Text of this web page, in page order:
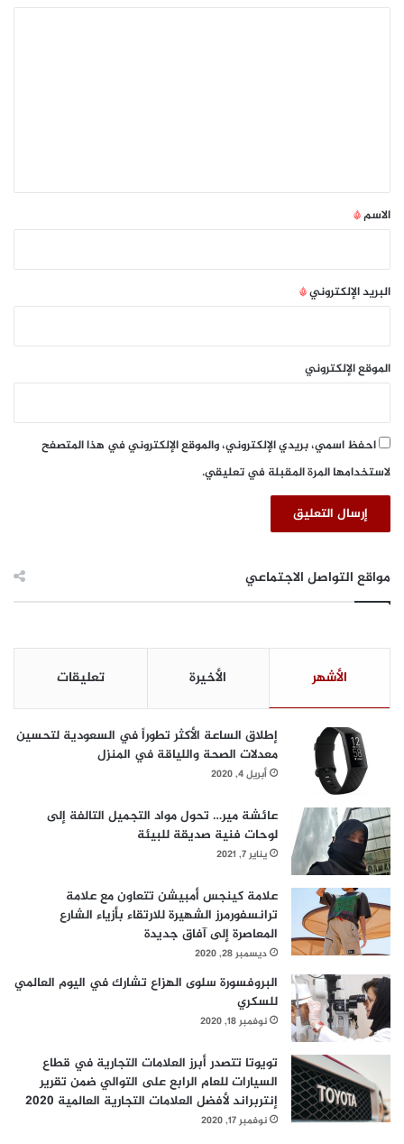
*
الاسم*
البريد الإلكتروني*
الموقع الإلكتروني
احفظ اسمي، بريدي الإلكتروني، والموقع الإلكتروني في هذا المتصفح
لاستخدامها المرة المقبلة في تعليقي.
مواقع التواصل الاجتماعي
الأشهر الأخيرة تعليقات
إطلاق الساعة الأكثر تطوراً في السعودية لتحسين
معدلات الصحة واللياقة في المنزل
أبريل 4, 2020
عائشة مير… تحول مواد التجميل التالفة إلى
لوحات فنية صديقة للبيئة
يناير 7, 2021
علامة كينجس أمبيشن تتعاون مع علامة
ترانسفورمرز الشهيرة للارتقاء بأزياء الشارع
المعاصرة إلى آفاق جديدة
ديسمبر 28, 2020
البروفسورة سلوى الهزاع تشارك في اليوم العالمي
للسكري
نوفمبر 18, 2020
تويوتا تتصدر أبرز العلامات التجارية في قطاع
السيارات للعام الرابع على التوالي ضمن تقرير
إنتربراند لأفضل العلامات التجارية العالمية 2020
نوفمبر 17, 2020